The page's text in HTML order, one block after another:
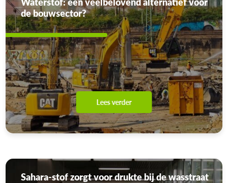
de bouwsector?
Lees verder
Sahara-stof zorgt voor drukte bij de wasstraat